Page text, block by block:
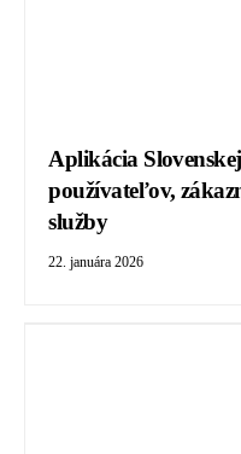
Aplikácia
používateľov,
služby
22. januára 2026